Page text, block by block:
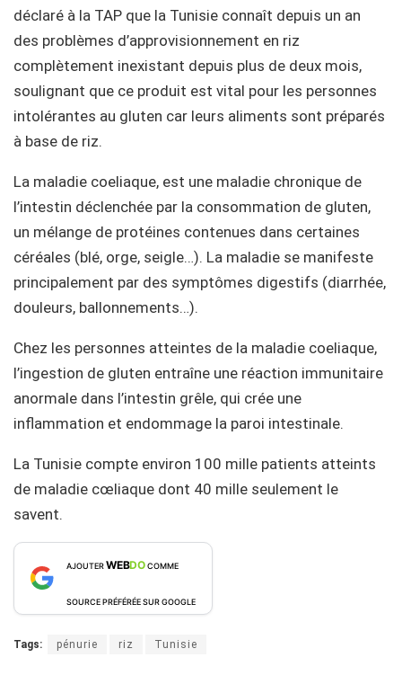
déclaré à la TAP que la Tunisie connaît depuis un an
des problèmes d’approvisionnement en riz
complètement inexistant depuis plus de deux mois,
soulignant que ce produit est vital pour les personnes
intolérantes au gluten car leurs aliments sont préparés
à base de riz.
La maladie coeliaque, est une maladie chronique de
l’intestin déclenchée par la consommation de gluten,
un mélange de protéines contenues dans certaines
céréales (blé, orge, seigle…). La maladie se manifeste
principalement par des symptômes digestifs (diarrhée,
douleurs, ballonnements…).
Chez les personnes atteintes de la maladie coeliaque,
l’ingestion de gluten entraîne une réaction immunitaire
anormale dans l’intestin grêle, qui crée une
inflammation et endommage la paroi intestinale.
La Tunisie compte environ 100 mille patients atteints
de maladie cœliaque dont 40 mille seulement le
savent.
AJOUTERWEBDOCOMME
SOURCE PRÉFÉRÉE SUR GOOGLE
Tags: pénurie riz Tunisie